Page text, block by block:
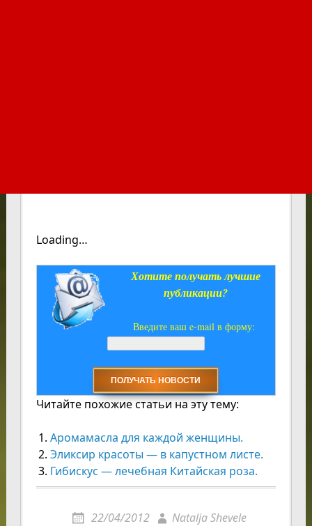
Loading…
Хотите получать лучшие
публикации?
Введите ваш e-mail в форму:
Читайте похожие статьи на эту тему:
Аромамасла для каждой женщины.
Эликсир красоты — в капустном листе.
Гибискус — лечебная Китайская роза.
22/04/2012 Natalja Shevele